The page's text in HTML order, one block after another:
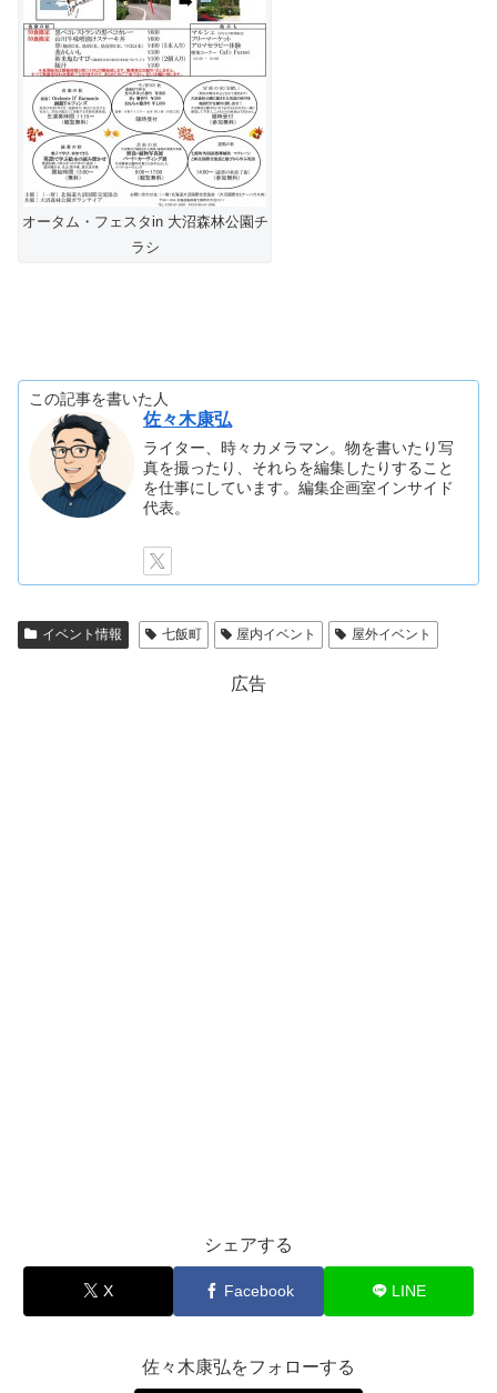
オータム・フェスタin 大沼森林公園チ
ラシ
この記事を書いた人
佐々木康弘
ライター、時々カメラマン。物を書いたり写
真を撮ったり、それらを編集したりすること
を仕事にしています。編集企画室インサイド
代表。
イベント情報 七飯町 屋内イベント 屋外イベント
広告
シェアする
X Facebook LINE
佐々木康弘をフォローする